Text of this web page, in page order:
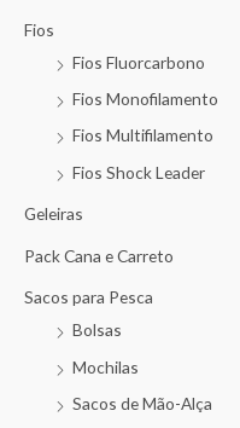
Fios
Fios Fluorcarbono
Fios Monofilamento
Fios Multifilamento
Fios Shock Leader
Geleiras
Pack Cana e Carreto
Sacos para Pesca
Bolsas
Mochilas
Sacos de Mão-Alça